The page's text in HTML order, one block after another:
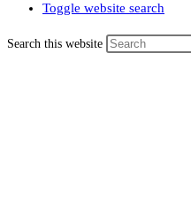
Toggle website search
Search this website